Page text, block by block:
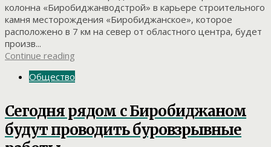
колонна «Биробиджанводстрой» в карьере строительного
камня месторождения «Биробиджанское», которое
расположено в 7 км на север от областного центра, будет
произв...
Continue reading
Общество
Сегодня рядом с Биробиджаном
будут проводить буровзрывные